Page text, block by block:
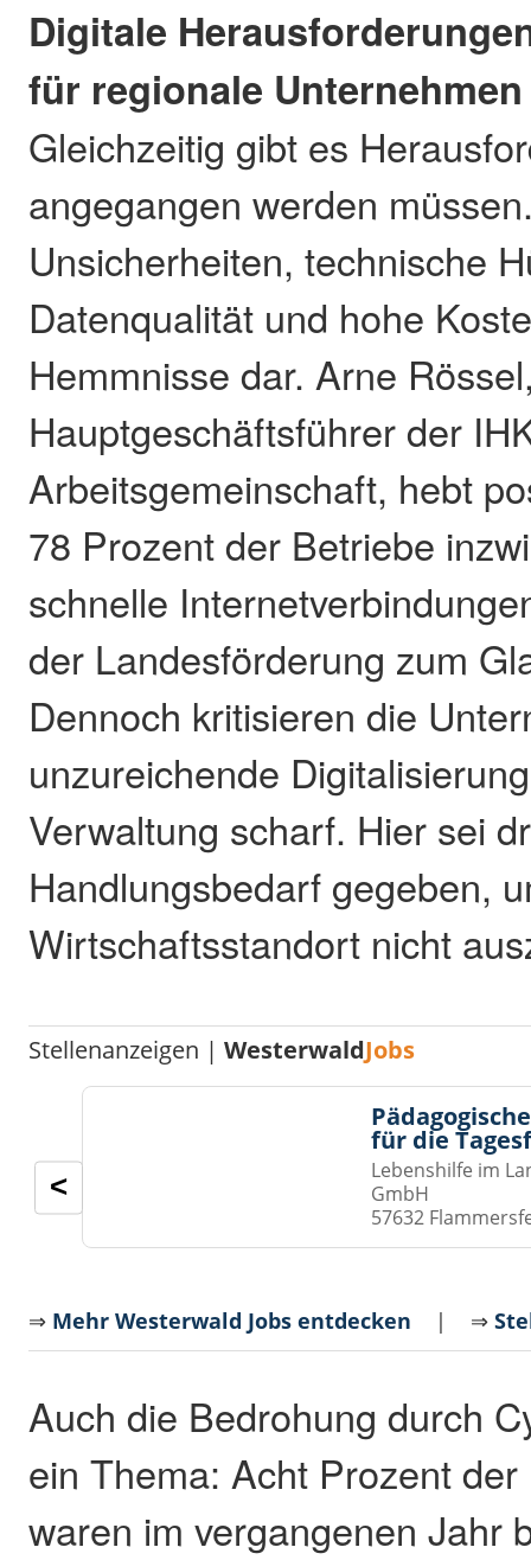
Digitale
für regionale Unternehmen
Gleichzeitig gibt es
angegangen werden
Unsicherheiten, technische
Datenqualität und hohe
Hemmnisse dar. Arne
Hauptgeschäftsführer der
Arbeitsgemeinschaft, hebt
78 Prozent der Betriebe
schnelle
der Landesförderung zum
Dennoch kritisieren die
unzureichende
Verwaltung scharf. Hier sei
Handlungsbedarf gegeben,
Wirtschaftsstandort nicht
Stellenanzeigen |WesterwaldJobs
für die
Lebenshilfe im
GmbH
57632
<
⇒ Mehr Westerwald Jobs entdecken | ⇒
Auch die Bedrohung durch
ein Thema: Acht Prozent
waren im vergangenen Jahr